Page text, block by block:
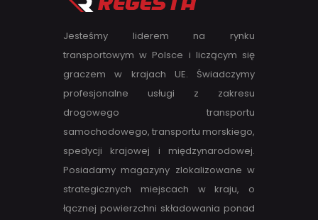
Jesteśmy liderem na rynku
transportowym w Polsce i liczącym się
graczem w krajach UE. Świadczymy
profesjonalne usługi z zakresu
drogowego transportu
samochodowego, transportu morskiego,
spedycji krajowej i międzynarodowej.
Posiadamy magazyny zlokalizowane w
strategicznych miejscach w kraju, o
łącznej powierzchni składowania ponad